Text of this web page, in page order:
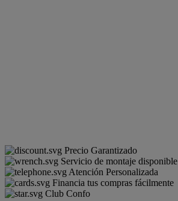
Precio Garantizado
Servicio de montaje disponible
Atención Personalizada
Financia tus compras fácilmente
Club Confo